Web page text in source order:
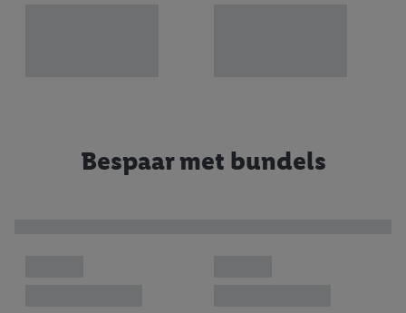
Bespaar met bundels